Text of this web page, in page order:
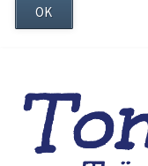
OK